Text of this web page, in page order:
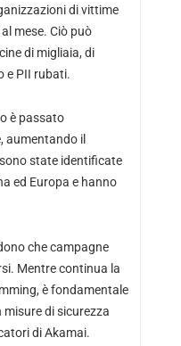
di vittime
mese. Ciò può
di migliaia, di
e PII rubati.
è passato
aumentando il
state identificate
ed Europa e hanno
che campagne
Mentre continua la
è fondamentale
di sicurezza
di Akamai.